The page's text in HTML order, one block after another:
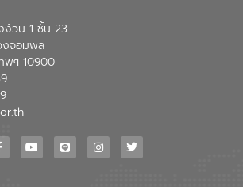
ใช้น้ำที่พุ่งสูงขึ้นจากการขยายตัวของ
การองค์การจัดการน้ำเสีย กล่าวถึงภารกิจ
เพื่อสนับสนุนการพัฒนาเมืองอย่างยั่งยืน
ขณะที่ นายบดินทร์ อุดล กรรมการผู้อำนวย
ง้วน 1 ชั้น 23
งจอมพล
พฯ 10900